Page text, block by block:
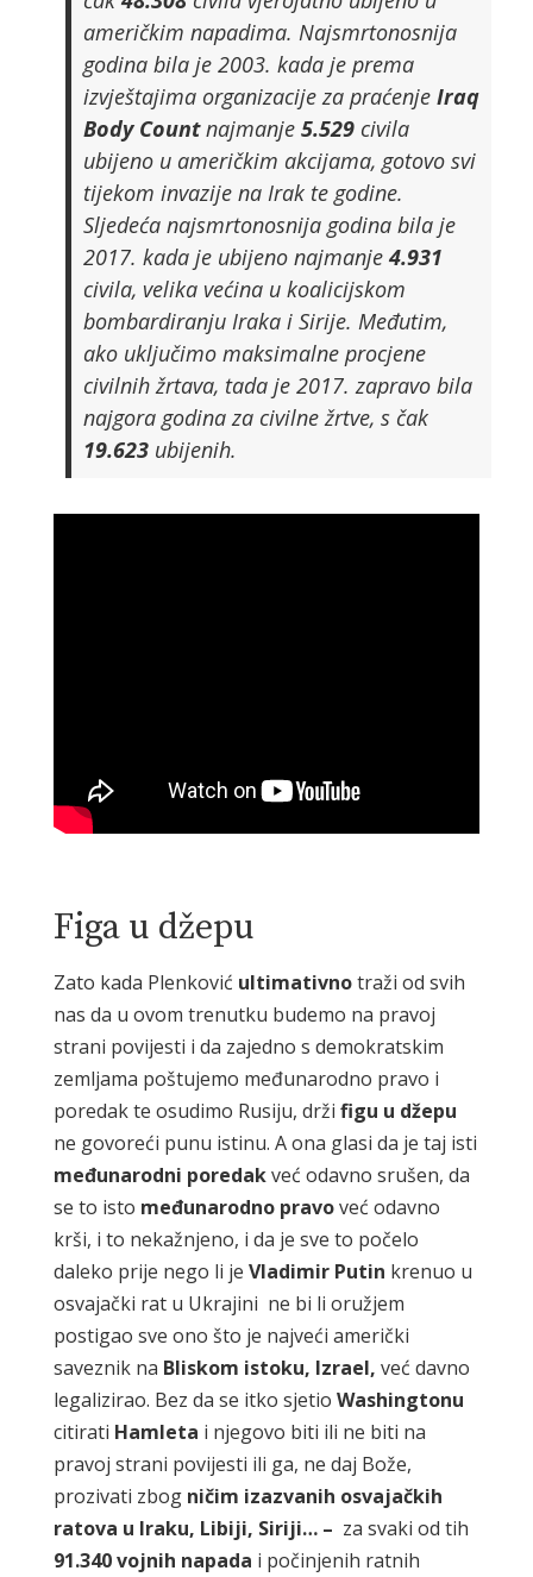
američkim napadima. Najsmrtonosnija
godina bila je 2003. kada je prema
izvještajima organizacije za praćenje Iraq
Body Countnajmanje 5.529civila
ubijeno u američkim akcijama, gotovo svi
tijekom invazije na Irak te godine.
Sljedeća najsmrtonosnija godina bila je
2017. kada je ubijeno najmanje 4.931
civila, velika većina u koalicijskom
bombardiranju Iraka i Sirije. Međutim,
ako uključimo maksimalne procjene
civilnih žrtava, tada je 2017. zapravo bila
najgora godina za civilne žrtve, s čak
19.623ubijenih.
Figa u džepu
Zato kada Plenković ultimativnotraži od svih
nas da u ovom trenutku budemo na pravoj
strani povijesti i da zajedno s demokratskim
zemljama poštujemo međunarodno pravo i
poredak te osudimo Rusiju, drži figu u džepu
ne govoreći punu istinu. A ona glasi da je taj isti
međunarodni poredakveć odavno srušen, da
se to isto međunarodno pravoveć odavno
krši, i to nekažnjeno, i da je sve to počelo
daleko prije nego li je Vladimir Putin krenuo u
osvajački rat u Ukrajini ne bi li oružjem
postigao sve ono što je najveći američki
saveznik na Bliskom istoku, Izrael, već davno
legalizirao. Bez da se itko sjetio Washingtonu
citirati Hamleta i njegovo biti ili ne biti na
pravoj strani povijesti ili ga, ne daj Bože,
prozivati zbog ničim izazvanih osvajačkih
ratova u Iraku, Libiji, Siriji… – za svaki od tih
91.340 vojnih napada i počinjenih ratnih